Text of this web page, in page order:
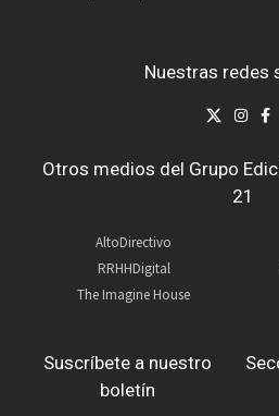
Nuestras redes
Otros medios del Grupo
21
AltoDirectivo
RRHHDigital
The Imagine House
Suscríbete a nuestro
boletín